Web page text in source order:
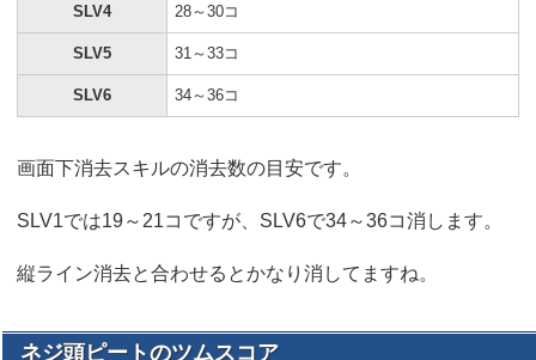
SLV4 28～30コ
SLV5 31～33コ
SLV6 34～36コ
画面下消去スキルの消去数の目安です。
SLV1では19～21コですが、SLV6で34～36コ消します。
縦ライン消去と合わせるとかなり消してますね。
ネジ頭ピートのツムスコア